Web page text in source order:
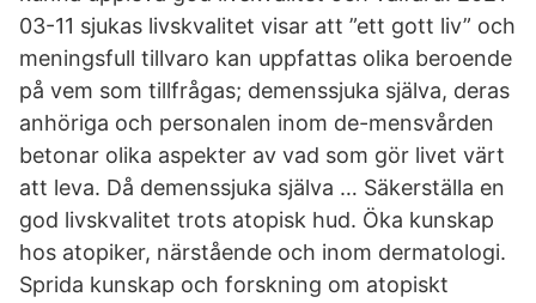
03-11 sjukas livskvalitet visar att ”ett gott liv” och
meningsfull tillvaro kan uppfattas olika beroende
på vem som tillfrågas; demenssjuka själva, deras
anhöriga och personalen inom de-mensvården
betonar olika aspekter av vad som gör livet värt
att leva. Då demenssjuka själva … Säkerställa en
god livskvalitet trots atopisk hud. Öka kunskap
hos atopiker, närstående och inom dermatologi.
Sprida kunskap och forskning om atopiskt